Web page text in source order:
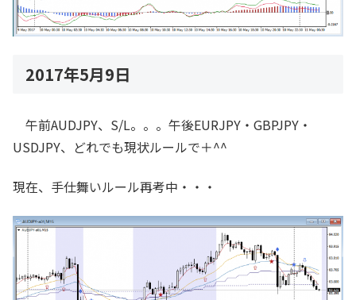
2017年5月9日
午前AUDJPY、S/L。。。午後EURJPY・GBPJPY・
USDJPY、どれでも現状ルールで＋^^
現在、手仕舞いルール再考中・・・